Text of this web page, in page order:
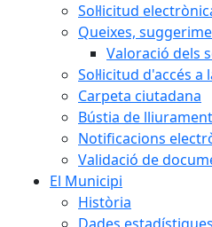
Sol·licitud
Queixes,
Valoració dels
Sol·licitud d'accés
Carpeta ciutadana
Bústia de
Notificacions
Validació de
El Municipi
Història